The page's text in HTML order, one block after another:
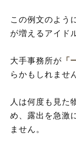
この例文のよう
が増えるアイド
大手事務所が 「
らかもしれませ
人は何度も見た
め、露出を急激
ません。